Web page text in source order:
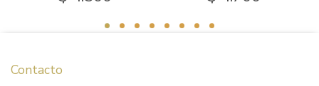
Contacto